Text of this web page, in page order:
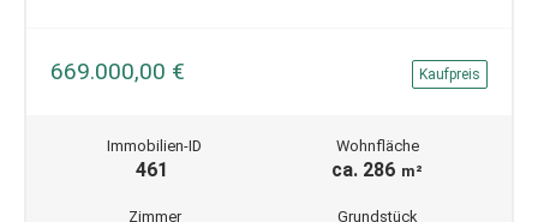
669.000,00 € Kaufpreis
Immobilien-ID
461
Wohnfläche
ca. 286 m²
Zimmer Grundstück